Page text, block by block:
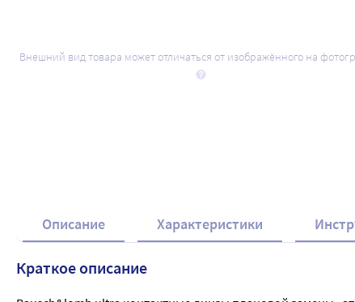
Внешний вид товара может отличаться от изображённого на
Описание Характеристики
Краткое описание